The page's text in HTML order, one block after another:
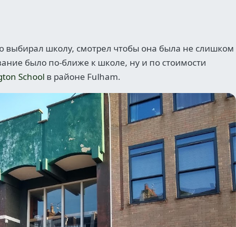
выбирал школу, смотрел чтобы она была не слишком
было по-ближе к школе, ну и по стоимости
School в районе Fulham.